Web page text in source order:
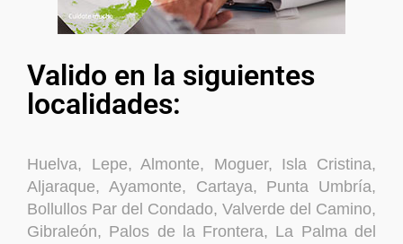
Valido en la siguientes
localidades:
Huelva, Lepe, Almonte, Moguer, Isla Cristina,
Aljaraque, Ayamonte, Cartaya, Punta Umbría,
Bollullos Par del Condado, Valverde del Camino,
Gibraleón, Palos de la Frontera, La Palma del